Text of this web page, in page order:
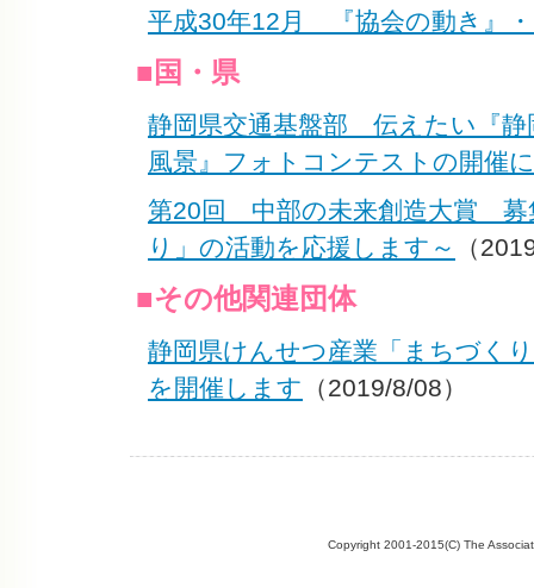
平成30年12月 『協会の動き』
■国・県
静岡県交通基盤部 伝えたい『静
風景』フォトコンテストの開催
第20回 中部の未来創造大賞 募
り」の活動を応援します～
（
■その他関連団体
静岡県けんせつ産業「まちづく
を開催します （2019/8/08）
Copyright 2001-2015(C) The